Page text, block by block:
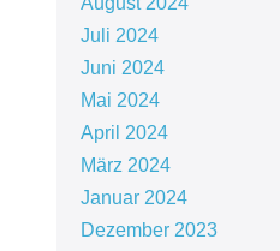
Juli 2024
Juni 2024
Mai 2024
April 2024
März 2024
Januar 2024
Dezember 2023